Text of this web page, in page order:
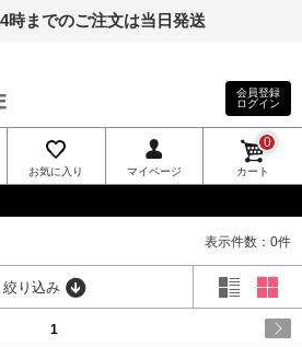
時までのご注文は当日発送
会員登録
ログイン
お気に入り マイページ カート
0
表示件数：0件
り込み
1